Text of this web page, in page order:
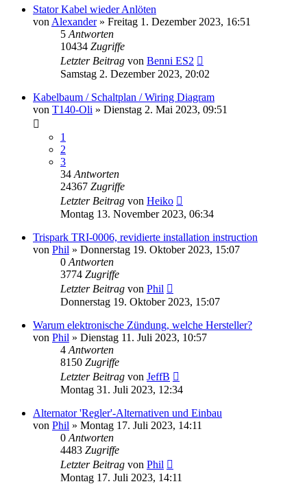
Stator Kabel wieder Anlöten
von Alexander» Freitag 1. Dezember 2023, 16:51
5 Antworten
10434 Zugriffe
Letzter Beitrag von Benni ES2
Samstag 2. Dezember 2023, 20:02
Kabelbaum / Schaltplan / Wiring Diagram
von T140-Oli » Dienstag 2. Mai 2023, 09:51
1
2
3
34 Antworten
24367 Zugriffe
Letzter Beitrag von Heiko
Montag 13. November 2023, 06:34
Trispark TRI-0006, revidierte installation instruction
von Phil » Donnerstag 19. Oktober 2023, 15:07
0 Antworten
3774 Zugriffe
Letzter Beitrag von Phil
Donnerstag 19. Oktober 2023, 15:07
Warum elektronische Zündung, welche Hersteller?
von Phil » Dienstag 11. Juli 2023, 10:57
4 Antworten
8150 Zugriffe
Letzter Beitrag von JeffB
Montag 31. Juli 2023, 12:34
Alternator 'Regler'-Alternativen und Einbau
von Phil » Montag 17. Juli 2023, 14:11
0 Antworten
4483 Zugriffe
Letzter Beitrag von Phil
Montag 17. Juli 2023, 14:11